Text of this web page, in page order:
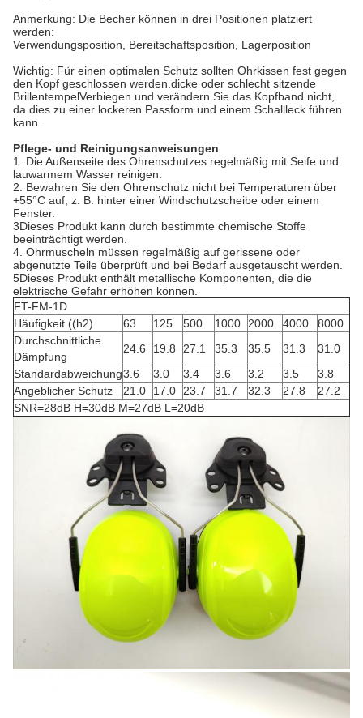
Anmerkung: Die Becher können in drei Positionen platziert
werden:
Verwendungsposition, Bereitschaftsposition, Lagerposition
Wichtig: Für einen optimalen Schutz sollten Ohrkissen fest gegen
den Kopf geschlossen werden.dicke oder schlecht sitzende
BrillentempelVerbiegen und verändern Sie das Kopfband nicht,
da dies zu einer lockeren Passform und einem Schallleck führen
kann.
Pflege- und Reinigungsanweisungen
1. Die Außenseite des Ohrenschutzes regelmäßig mit Seife und
lauwarmem Wasser reinigen.
2. Bewahren Sie den Ohrenschutz nicht bei Temperaturen über
+55°C auf, z. B. hinter einer Windschutzscheibe oder einem
Fenster.
3Dieses Produkt kann durch bestimmte chemische Stoffe
beeinträchtigt werden.
4. Ohrmuscheln müssen regelmäßig auf gerissene oder
abgenutzte Teile überprüft und bei Bedarf ausgetauscht werden.
5Dieses Produkt enthält metallische Komponenten, die die
elektrische Gefahr erhöhen können.
FT-FM-1D
Häufigkeit ((h2)
63 125 500 1000 2000 4000
8000
Durchschnittliche
Dämpfung
24.6 19.8 27.1 35.3 35.5 31.3
31.0
Standardabweichung3.6 3.0 3.4 3.6 3.2 3.5
3.8
Angeblicher Schutz
21.0 17.0 23.7 31.7 32.3 27.8
27.2
SNR=28dB H=30dB M=27dB L=20dB